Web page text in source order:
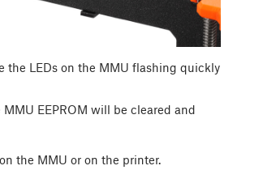
the LEDs on the MMU flashing quickly
EEPROM will be cleared and
the MMU or on the printer.